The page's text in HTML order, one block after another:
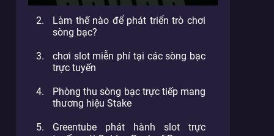
Làm thế nào để phát triển trò chơi
sòng bạc?
chơi slot miễn phí tại các sòng bạc
trực tuyến
Phòng thu sòng bạc trực tiếp mang
thương hiệu Stake
Greentube phát hành slot trực